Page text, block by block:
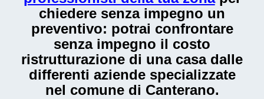
chiedere senza impegno un
preventivo: potrai confrontare
senza impegno il costo
ristrutturazione di una casadalle
differenti aziende specializzate
nel comune di Canterano.